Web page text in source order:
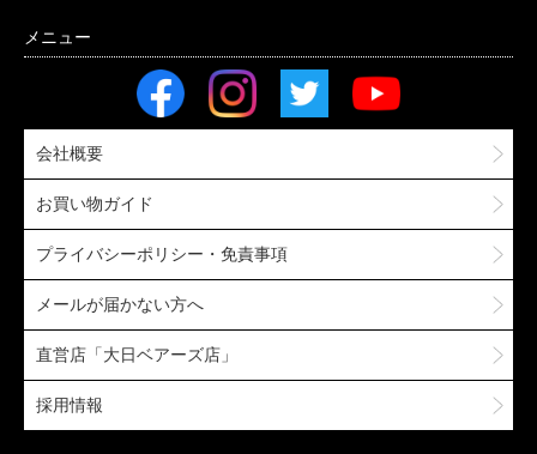
会社概要
お買い物ガイド
プライバシーポリシー・免責事項
メールが届かない方へ
直営店「大日ベアーズ店」
採用情報